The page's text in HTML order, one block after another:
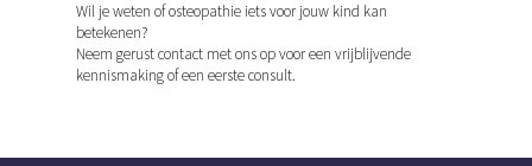
Wil je weten of osteopathie iets voor jouw kind kan
betekenen?
Neem gerust contact met ons op voor een vrijblijvende
kennismaking of een eerste consult.